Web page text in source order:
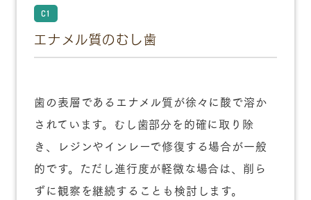
C1
エナメル質のむし歯
歯の表層であるエナメル質が徐々に酸で溶か
されています。むし歯部分を的確に取り除
き、レジンやインレーで修復する場合が一般
的です。ただし進行度が軽微な場合は、削ら
ずに観察を継続することも検討します。